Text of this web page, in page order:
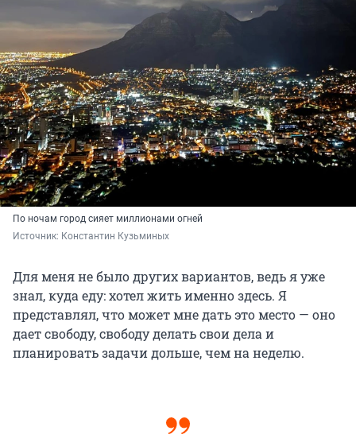
По ночам город сияет миллионами огней
Источник: Константин Кузьминых
Для меня не было других вариантов, ведь я уже
знал, куда еду: хотел жить именно здесь. Я
представлял, что может мне дать это место — оно
дает свободу, свободу делать свои дела и
планировать задачи дольше, чем на неделю.